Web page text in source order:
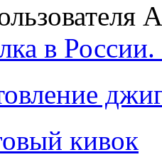
в
кивок